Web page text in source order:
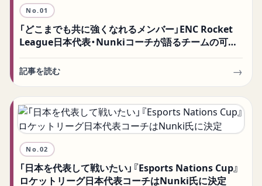
No. 01
「どこまでも共に強くなれるメンバー」ENC Rocket
League日本代表・Nunkiコーチが語るチームの可能
記事を読む →
No. 02
「日本を代表して戦いたい」『Esports Nations Cup』
ロケットリーグ日本代表コーチはNunki氏に決定